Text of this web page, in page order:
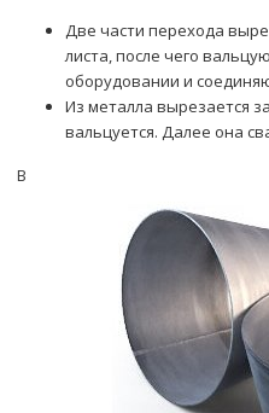
Две части перехода
листа, после чего
оборудовании и
Из металла вырезается
вальцуется. Далее она
В